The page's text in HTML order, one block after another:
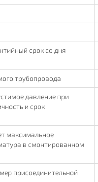
срок со дня
трубопровода
давление при
и срок
максимальное
в смонтированном
присоединительной